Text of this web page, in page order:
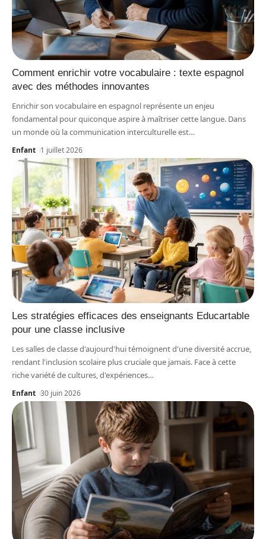
Comment enrichir votre vocabulaire : texte espagnol
avec des méthodes innovantes
Enrichir son vocabulaire en espagnol représente un enjeu
fondamental pour quiconque aspire à maîtriser cette langue. Dans
un monde où la communication interculturelle est…
Enfant 1 juillet 2026
Les stratégies efficaces des enseignants Educartable
pour une classe inclusive
Les salles de classe d'aujourd'hui témoignent d'une diversité accrue,
rendant l'inclusion scolaire plus cruciale que jamais. Face à cette
riche variété de cultures, d'expériences…
Enfant 30 juin 2026